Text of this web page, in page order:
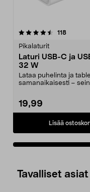
118
Pikalaturit
Laturi USB-C ja
32 W
Lataa puhelinta ja
samanaikaisesti –
19,99
Lisää
4.5viidestä
Tavalliset